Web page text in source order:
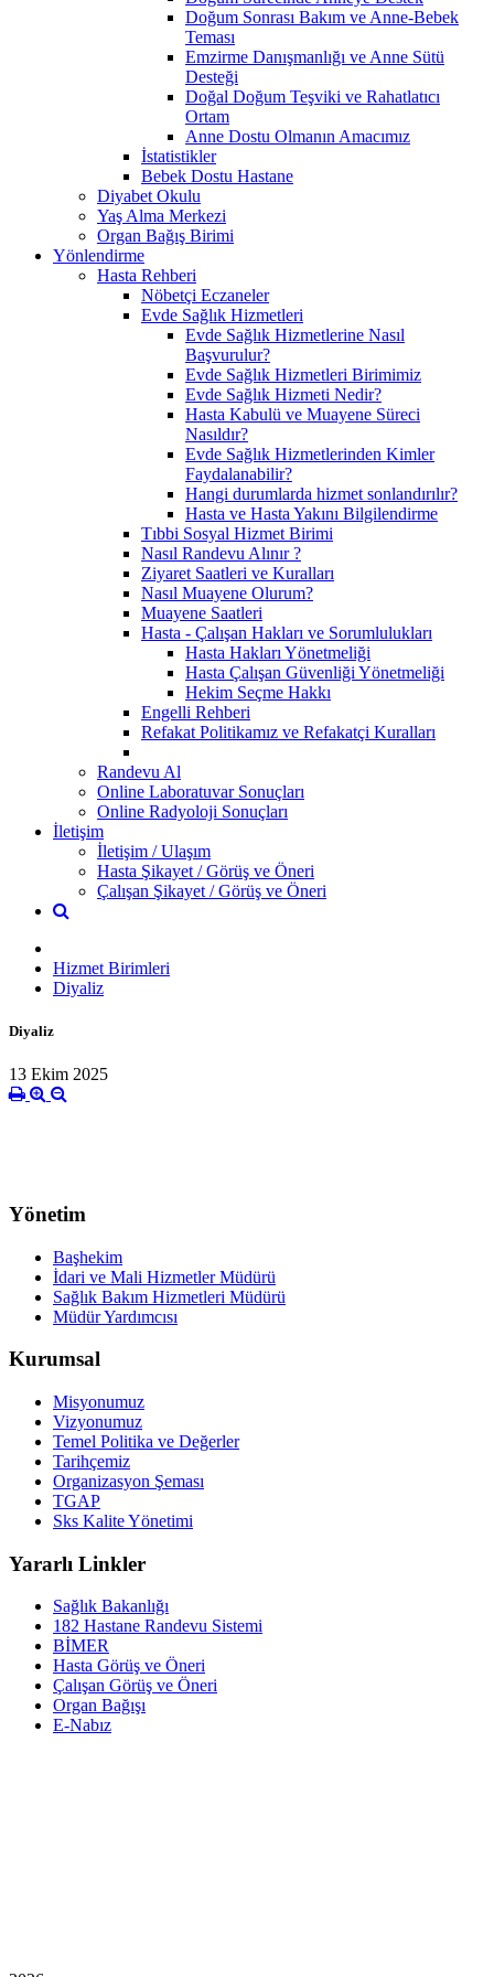
Doğum Sonrası Bakım ve Anne-Bebek
Teması
Emzirme Danışmanlığı ve Anne Sütü
Desteği
Doğal Doğum Teşviki ve Rahatlatıcı
Ortam
Anne Dostu Olmanın Amacımız
İstatistikler
Bebek Dostu Hastane
Diyabet Okulu
Yaş Alma Merkezi
Organ Bağış Birimi
Yönlendirme
Hasta Rehberi
Nöbetçi Eczaneler
Evde Sağlık Hizmetleri
Evde Sağlık Hizmetlerine Nasıl
Başvurulur?
Evde Sağlık Hizmetleri Birimimiz
Evde Sağlık Hizmeti Nedir?
Hasta Kabulü ve Muayene Süreci
Nasıldır?
Evde Sağlık Hizmetlerinden Kimler
Faydalanabilir?
Hangi durumlarda hizmet sonlandırılır?
Hasta ve Hasta Yakını Bilgilendirme
Tıbbi Sosyal Hizmet Birimi
Nasıl Randevu Alınır ?
Ziyaret Saatleri ve Kuralları
Nasıl Muayene Olurum?
Muayene Saatleri
Hasta - Çalışan Hakları ve Sorumlulukları
Hasta Hakları Yönetmeliği
Hasta Çalışan Güvenliği Yönetmeliği
Hekim Seçme Hakkı
Engelli Rehberi
Refakat Politikamız ve Refakatçi Kuralları
Randevu Al
Online Laboratuvar Sonuçları
Online Radyoloji Sonuçları
İletişim
İletişim / Ulaşım
Hasta Şikayet / Görüş ve Öneri
Çalışan Şikayet / Görüş ve Öneri
Hizmet Birimleri
Diyaliz
Diyaliz
13 Ekim 2025
Yönetim
Başhekim
İdari ve Mali Hizmetler Müdürü
Sağlık Bakım Hizmetleri Müdürü
Müdür Yardımcısı
Kurumsal
Misyonumuz
Vizyonumuz
Temel Politika ve Değerler
Tarihçemiz
Organizasyon Şeması
TGAP
Sks Kalite Yönetimi
Yararlı Linkler
Sağlık Bakanlığı
182 Hastane Randevu Sistemi
BİMER
Hasta Görüş ve Öneri
Çalışan Görüş ve Öneri
Organ Bağışı
E-Nabız